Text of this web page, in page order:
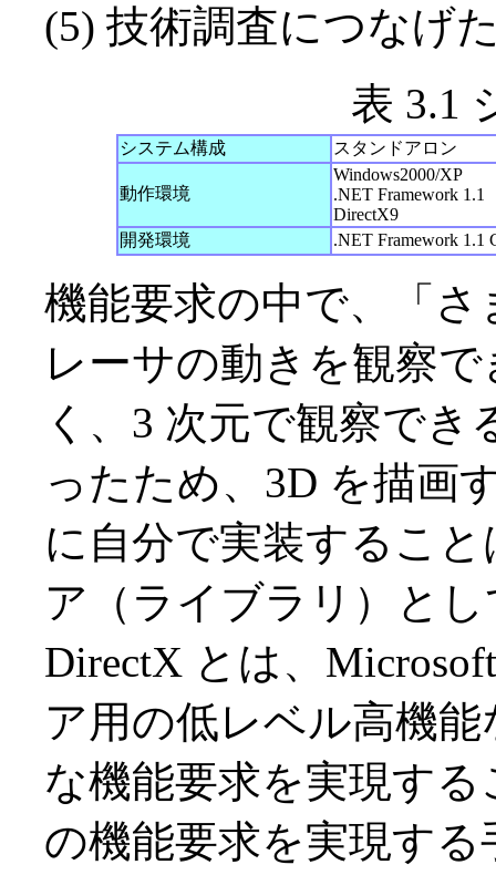
(5) 技術調査につなげ
表 3.1
システム構成 スタンドアロン
動作環境
Windows2000/XP
.NET Framework 1.1
DirectX9
開発環境
.NET Framework 1.1
機能要求の中で、「
レーサの動きを観察
く、3 次元で観察で
ったため、3D を描画
に自分で実装するこ
ア（ライブラリ）と
DirectX とは、
ア用の低レベル高機
な機能要求を実現す
の機能要求を実現する